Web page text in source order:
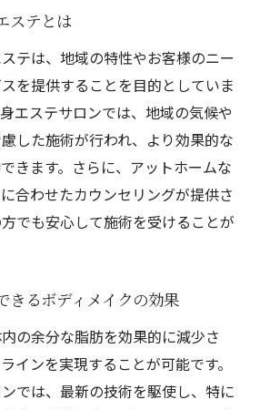
める痩身エステの秘密
でのリラクゼーション効果
れる美肌・健康効果
たらす美容効果とは
人気施術とその理由
両立させる施術メニュー
ルも解消交野市の痩身エステ体
え性が改善された体験
に悩む方のための施術
から見る施術効果
身エステで得た変化
ステとは
テは、地域の特性やお客様のニー
を提供することを目的としていま
エステサロンでは、地域の気候や
した施術が行われ、より効果的な
きます。さらに、アットホームな
合わせたカウンセリングが提供さ
でも安心して施術を受けることが
きるボディメイクの効果
の余分な脂肪を効果的に減少さ
インを実現することが可能です。
では、最新の技術を駆使し、特に